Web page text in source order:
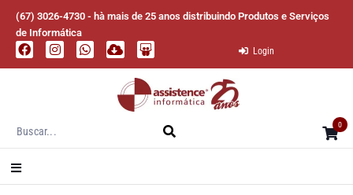
(67) 3026-4730 - hà mais de 25 anos distribuindo Produtos e Serviços
de Informática
Login
0